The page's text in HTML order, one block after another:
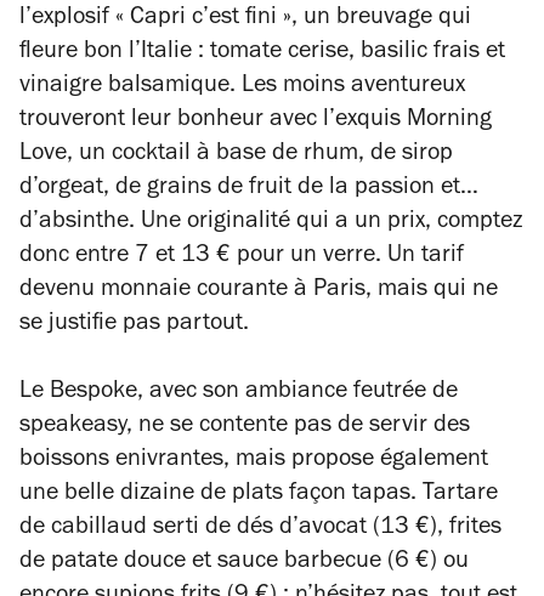
l’explosif « Capri c’est fini », un breuvage qui
fleure bon l’Italie : tomate cerise, basilic frais et
vinaigre balsamique. Les moins aventureux
trouveront leur bonheur avec l’exquis Morning
Love, un cocktail à base de rhum, de sirop
d’orgeat, de grains de fruit de la passion et…
d’absinthe. Une originalité qui a un prix, comptez
donc entre 7 et 13 € pour un verre. Un tarif
devenu monnaie courante à Paris, mais qui ne
se justifie pas partout.
Le Bespoke, avec son ambiance feutrée de
speakeasy, ne se contente pas de servir des
boissons enivrantes, mais propose également
une belle dizaine de plats façon tapas. Tartare
de cabillaud serti de dés d’avocat (13 €), frites
de patate douce et sauce barbecue (6 €) ou